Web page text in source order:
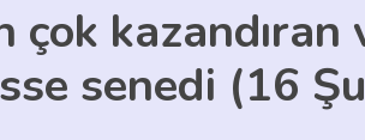
çok
senedi (16